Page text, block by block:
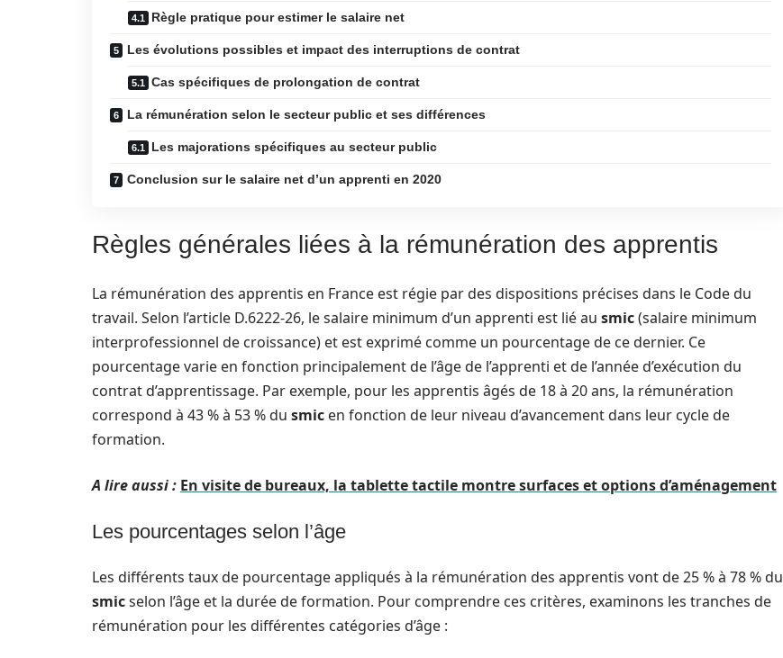
Règle pratique pour estimer le salaire net
Les évolutions possibles et impact des interruptions de contrat
Cas spécifiques de prolongation de contrat
La rémunération selon le secteur public et ses différences
Les majorations spécifiques au secteur public
Conclusion sur le salaire net d’un apprenti en 2020
Règles générales liées à la rémunération des apprentis
La rémunération des apprentis en France est régie par des dispositions précises dans le Code du
travail. Selon l’article D.6222-26, le salaire minimum d’un apprenti est lié au smic(salaire minimum
interprofessionnel de croissance) et est exprimé comme un pourcentage de ce dernier. Ce
pourcentage varie en fonction principalement de l’âge de l’apprenti et de l’année d’exécution du
contrat d’apprentissage. Par exemple, pour les apprentis âgés de 18 à 20 ans, la rémunération
correspond à 43 % à 53 % du smic en fonction de leur niveau d’avancement dans leur cycle de
formation.
A lire aussi : En visite de bureaux, la tablette tactile montre surfaces et options d’aménagement
Les pourcentages selon l’âge
Les différents taux de pourcentage appliqués à la rémunération des apprentis vont de 25 % à 78 % du
smicselon l’âge et la durée de formation. Pour comprendre ces critères, examinons les tranches de
rémunération pour les différentes catégories d’âge :